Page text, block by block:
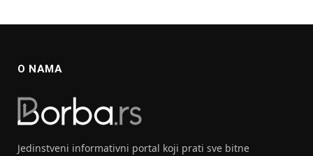
O NAMA
Jedinstveni informativni portal koji prati sve bitne